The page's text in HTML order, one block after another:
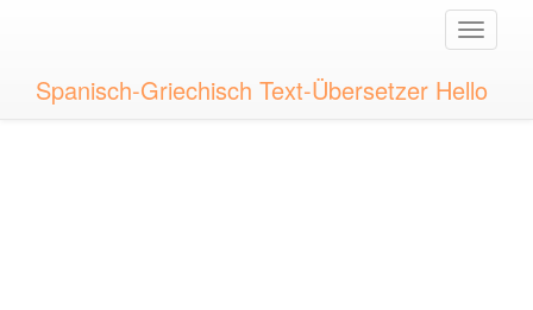
Toggle
Spanisch-Griechisch Text-Übersetzer Hello